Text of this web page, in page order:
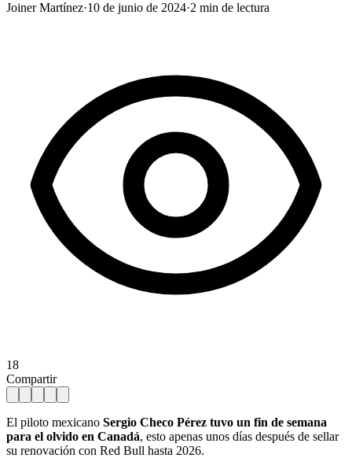
Joiner Martínez·10 de junio de 2024·2 min de lectura
18
Compartir
El piloto mexicano Sergio Checo Pérez tuvo un fin de semana
para el olvido en Canadá, esto apenas unos días después de sellar
su renovación con Red Bull hasta 2026.